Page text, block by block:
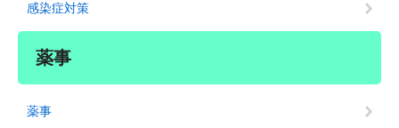
感染症対策
薬事
薬事